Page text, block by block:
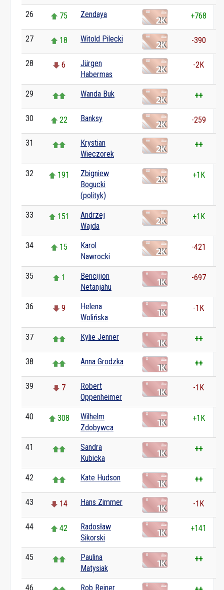
26 75 Zendaya +768
27 18 Witold Pilecki -390
28 6
Jürgen
Habermas
-2K
29 Wanda Buk ++
30 22 Banksy -259
31
Krystian
Wieczorek
++
32 191
Zbigniew
Bogucki
(polityk)
+1K
33 151
Andrzej
Wajda
+1K
34 15
Karol
Nawrocki
-421
35 1
Bencijjon
Netanjahu
-697
36 9
Helena
Wolińska
-1K
37 Kylie Jenner ++
38 Anna Grodzka ++
39 7
Robert
Oppenheimer
-1K
40 308
Wilhelm
Zdobywca
+1K
41
Sandra
Kubicka
++
42 Kate Hudson ++
43 14 Hans Zimmer -1K
44 42
Radosław
Sikorski
+141
45
Paulina
Matysiak
++
46 Rob Reiner